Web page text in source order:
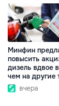
Минфин
повысить
дизель вдвое
чем на другие
вчера